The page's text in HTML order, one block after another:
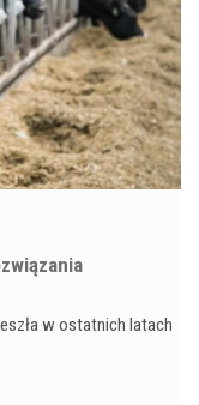
w ostatnich latach